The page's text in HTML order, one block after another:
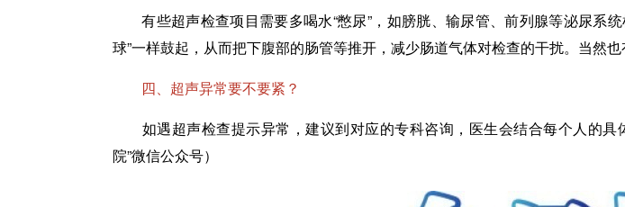
有些超声检查项目需要多喝水“憋尿”，如膀胱、输尿管、前列腺等泌尿系
球”一样鼓起，从而把下腹部的肠管等推开，减少肠道气体对检查的干扰。当然
四、超声异常要不要紧？
如遇超声检查提示异常，建议到对应的专科咨询，医生会结合每个人的具
院”微信公众号）